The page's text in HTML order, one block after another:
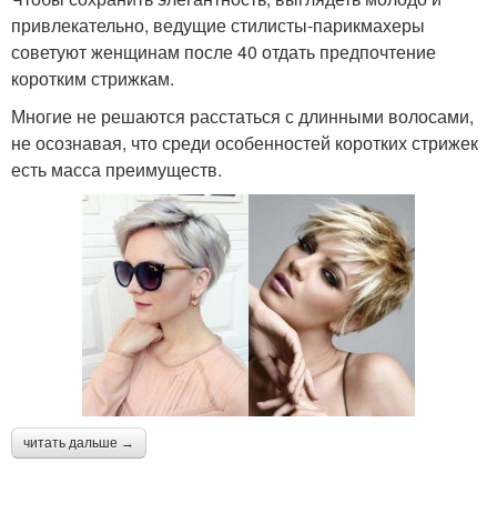
привлекательно, ведущие стилисты-парикмахеры
советуют женщинам после 40 отдать предпочтение
коротким стрижкам.
Многие не решаются расстаться с длинными волосами,
не осознавая, что среди особенностей коротких стрижек
есть масса преимуществ.
читать дальше →